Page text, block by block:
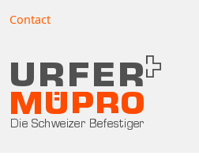
Contact